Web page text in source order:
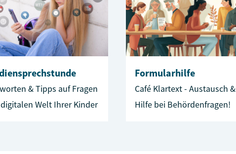
& Tipps auf Fragen
Welt Ihrer Kinder
Formularhilfe
Café Klartext - Austausch &
Hilfe bei Behördenfragen!